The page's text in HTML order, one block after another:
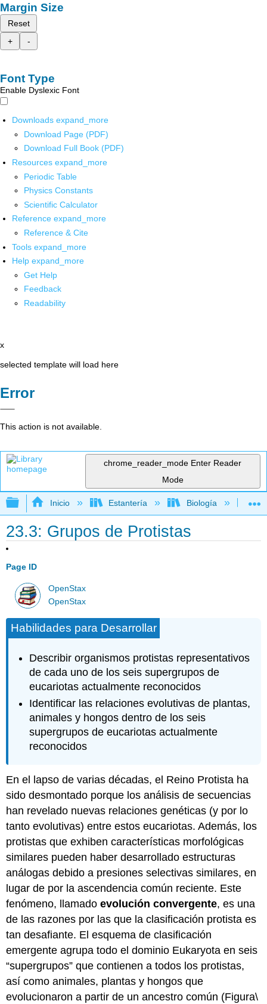
Margin Size
Reset
+
-
Font Type
Enable Dyslexic Font
Downloads expand_more
Download Page (PDF)
Download Full Book (PDF)
Resources expand_more
Periodic Table
Physics Constants
Scientific Calculator
Reference expand_more
Reference & Cite
Tools expand_more
Help expand_more
Get Help
Feedback
Readability
x
selected template will load here
Error
This action is not available.
chrome_reader_mode Enter Reader
Mode
Expandir/contraer jerarquía global
Inicio Estantería Biología
23.3: Grupos de Protistas
Page ID
OpenStax
OpenStax
Habilidades para Desarrollar
Describir organismos protistas representativos
de cada uno de los seis supergrupos de
eucariotas actualmente reconocidos
Identificar las relaciones evolutivas de plantas,
animales y hongos dentro de los seis
supergrupos de eucariotas actualmente
reconocidos
En el lapso de varias décadas, el Reino Protista ha
sido desmontado porque los análisis de secuencias
han revelado nuevas relaciones genéticas (y por lo
tanto evolutivas) entre estos eucariotas. Además, los
protistas que exhiben características morfológicas
similares pueden haber desarrollado estructuras
análogas debido a presiones selectivas similares, en
lugar de por la ascendencia común reciente. Este
fenómeno, llamadoevolución convergente, es una
de las razones por las que la clasificación protista es
tan desafiante. El esquema de clasificación
emergente agrupa todo el dominio Eukaryota en seis
“supergrupos” que contienen a todos los protistas,
así como animales, plantas y hongos que
evolucionaron a partir de un ancestro común (Figura\